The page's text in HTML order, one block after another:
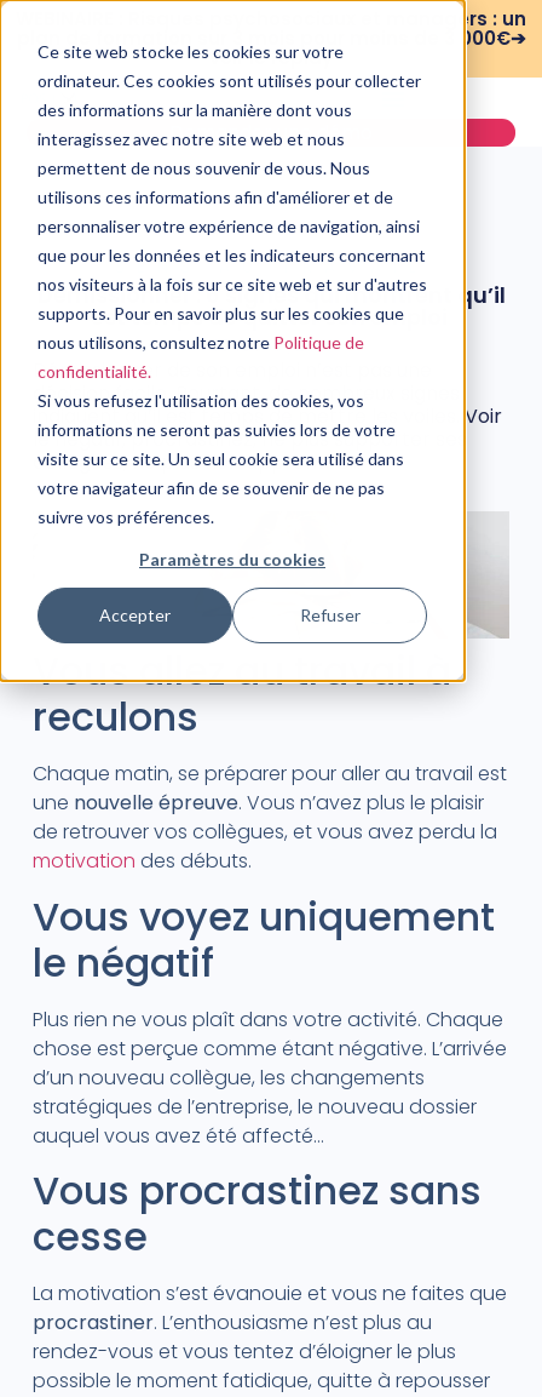
Ce site web stocke les cookies sur votre
ordinateur. Ces cookies sont utilisés pour collecter
des informations sur la manière dont vous
interagissez avec notre site web et nous
permettent de nous souvenir de vous. Nous
utilisons ces informations afin d'améliorer et de
personnaliser votre expérience de navigation, ainsi
que pour les données et les indicateurs concernant
nos visiteurs à la fois sur ce site web et sur d'autres
supports. Pour en savoir plus sur les cookies que
nous utilisons, consultez notre Politique de
confidentialité.
Si vous refusez l'utilisation des cookies, vos
informations ne seront pas suivies lors de votre
visite sur ce site. Un seul cookie sera utilisé dans
votre navigateur afin de se souvenir de ne pas
suivre vos préférences.
Paramètres du cookies
Accepter Refuser
WEBINAIRE : Risques psychosociaux et managers : un
plan de formation sur 3 mois pour moins de 3 000€➔
voir le replay
Demander une démo
SENS AU TRAVAIL
Démissionner : 6 signes qui montrent qu’il
est temps de quitter son emploi
25 février, 2021
Démissionner de son emploi n’est pas une
décision facile. Pourtant, de nombreux signes
indiquent qu’il est temps de mettre les voiles. Voir
le négatif, procrastinez, ne plus supporter ses
collègues, ne plus rien apprendre…
Vous allez au travail à
reculons
Chaque matin, se préparer pour aller au travail est
une nouvelle épreuve. Vous n’avez plus le plaisir
de retrouver vos collègues, et vous avez perdu la
motivation des débuts.
Vous voyez uniquement
le négatif
Plus rien ne vous plaît dans votre activité. Chaque
chose est perçue comme étant négative. L’arrivée
d’un nouveau collègue, les changements
stratégiques de l’entreprise, le nouveau dossier
auquel vous avez été affecté…
Vous procrastinez sans
cesse
La motivation s’est évanouie et vous ne faites que
procrastiner. L’enthousiasme n’est plus au
rendez-vous et vous tentez d’éloigner le plus
possible le moment fatidique, quitte à repousser